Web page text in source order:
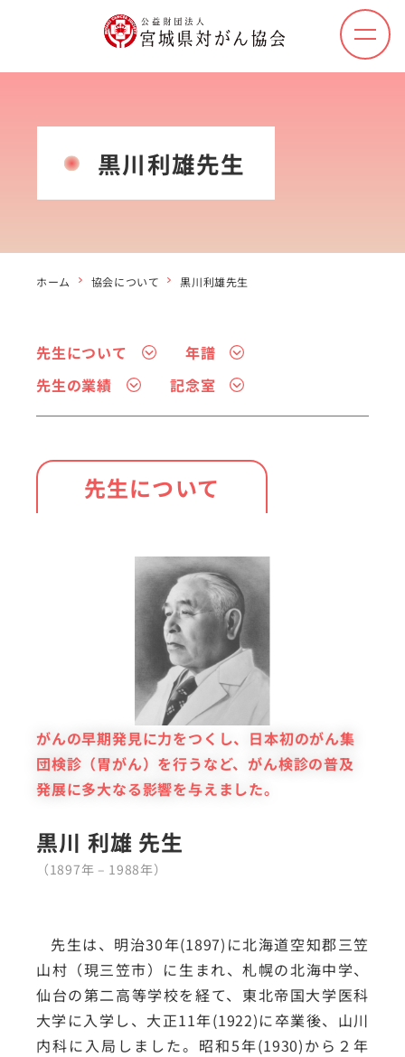
メ
ニ
ュ
黒川利雄先生
ホーム 協会について 黒川利雄先生
先生について
年譜
先生の業績
記念室
先生について
がんの早期発見に力をつくし、 日本初のがん集
団検診（胃がん）を行うなど、がん検診の普及
発展に多大なる影響を与えました。
黒川 利雄 先生
（1897年 – 1988年）
先生は、明治30年(1897)に北海道空知郡三笠
山村（現三笠市）に生まれ、札幌の北海中学、
仙台の第二高等学校を経て、東北帝国大学医科
大学に入学し、大正11年(1922)に卒業後、山川
内科に入局しました。昭和5年(1930)から２年